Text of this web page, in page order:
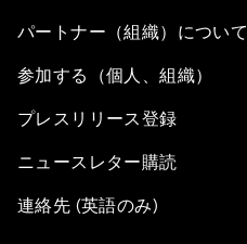
パートナー（組織）について
参加する（個人、組織）
プレスリリース登録
ニュースレター購読
連絡先 (英語のみ)